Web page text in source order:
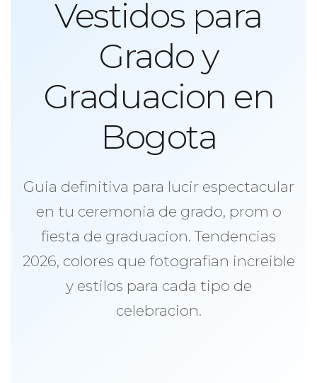
Vestidos para
Grado y
Graduacion en
Bogota
Guia definitiva para lucir espectacular
en tu ceremonia de grado, prom o
fiesta de graduacion. Tendencias
2026, colores que fotografian increible
y estilos para cada tipo de
celebracion.